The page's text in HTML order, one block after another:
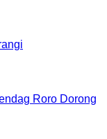
Roro Dorong